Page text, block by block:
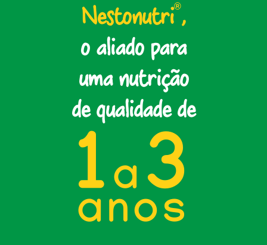
Nestonutri®,
o aliado para
uma nutrição
de qualidade de
1a3
anos